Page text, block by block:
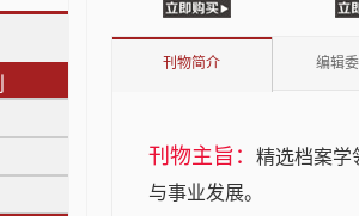
刊物简介 编辑
刊物主旨：
精选档案学
与事业发展。